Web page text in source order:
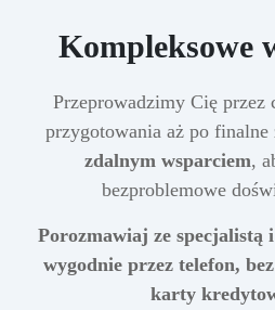
Kompleksowe
Przeprowadzimy Cię przez
przygotowania aż po finalne
zdalnym wsparciem,
bezproblemowe
Porozmawiaj ze specjalistą
wygodnie przez telefon,
karty